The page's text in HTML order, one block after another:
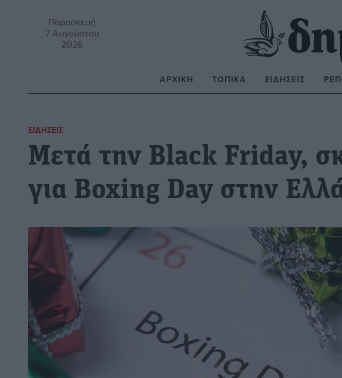
Παρασκευή
7 Αυγούστου
2026
ΑΡΧΙΚΉ ΤΟΠΙΚΆ ΕΙΔΉΣΕΙΣ
ΕΙΔΉΣΕΙΣ
Μετά την Black Friday,
για Boxing Day στην